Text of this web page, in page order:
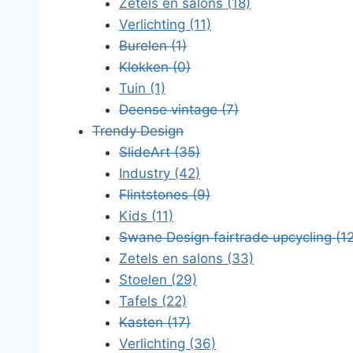
Zetels en salons (18)
Verlichting (11)
Burelen(1)
Klokken(0)
Tuin (1)
Deense vintage(7)
Trendy Design
SlideArt(35)
Industry (42)
Flintstones(9)
Kids (11)
Swane Design fairtrade upcycling
Zetels en salons (33)
Stoelen (29)
Tafels (22)
Kasten(17)
Verlichting (36)